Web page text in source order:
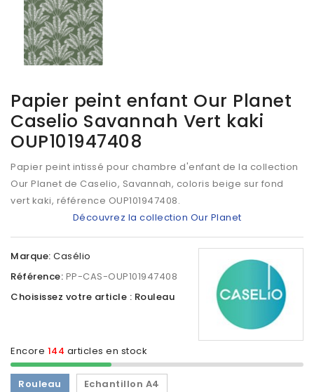
Papier peint enfant Our Planet
Caselio Savannah Vert kaki
OUP101947408
Papier peint intissé pour chambre d'enfant de la collection
Our Planet de Caselio, Savannah, coloris beige sur fond
vert kaki, référence OUP101947408.
Découvrez la collection Our Planet
Marque: Casélio
Référence: PP-CAS-OUP101947408
Encore 144 articles en stock
Choisissez votre article : Rouleau
Rouleau Echantillon A4